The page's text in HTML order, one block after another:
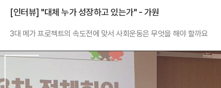
[인터뷰] "대체 누가 성장하고 있는가" - 가원
3대 메가 프로젝트의 속도전에 맞서 사회운동은 무엇을 해야 할까요